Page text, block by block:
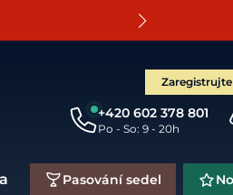
+420 602 378 801
Po - So: 9 - 20h
Pasování sedel